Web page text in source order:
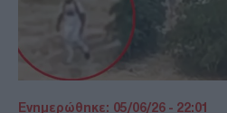
Ενημερώθηκε: 05/06/26 - 22:01